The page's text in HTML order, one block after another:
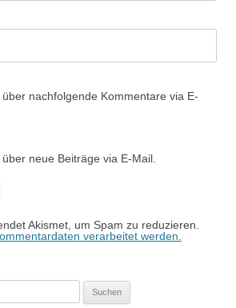
nachfolgende Kommentare via E-
neue Beiträge via E-Mail.
Akismet, um Spam zu reduzieren.
verarbeitet werden.